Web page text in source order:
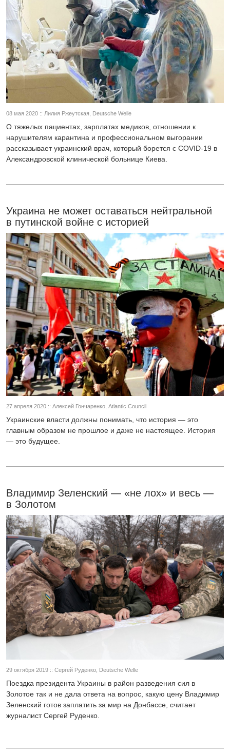
08 мая 2020 :: Лилия Ржеутская, Deutsche Welle
О тяжелых пациентах, зарплатах медиков, отношении к
нарушителям карантина и профессиональном выгорании
рассказывает украинский врач, который борется с COVID-19 в
Александровской клинической больнице Киева.
Украина не может оставаться нейтральной
в путинской войне с историей
27 апреля 2020 :: Алексей Гончаренко, Atlantic Council
Украинские власти должны понимать, что история — это
главным образом не прошлое и даже не настоящее. История
— это будущее.
Владимир Зеленский — «не лох» и весь —
в Золотом
29 октября 2019 :: Сергей Руденко, Deutsche Welle
Поездка президента Украины в район разведения сил в
Золотое так и не дала ответа на вопрос, какую цену Владимир
Зеленский готов заплатить за мир на Донбассе, считает
журналист Сергей Руденко.